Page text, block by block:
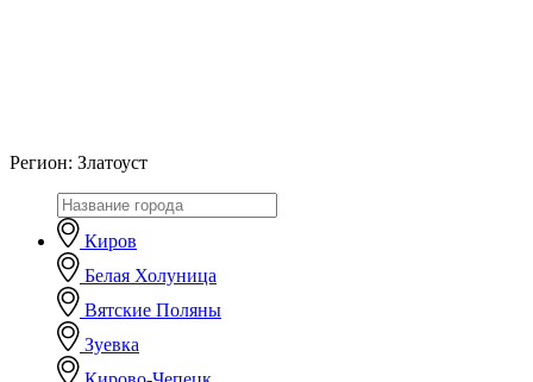
Регион: Златоуст
Киров
Белая Холуница
Вятские Поляны
Зуевка